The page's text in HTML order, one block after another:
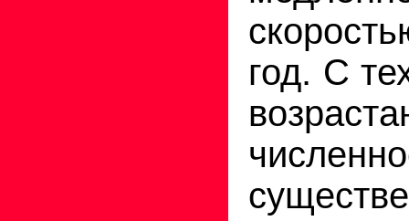
год. С